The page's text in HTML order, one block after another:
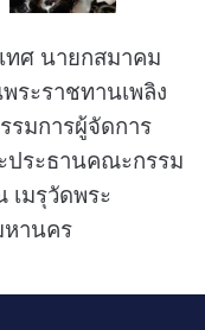
ทศ นายกสมาคม
ระราชทานเพลิง
มการ​ผู้จัดการ​
ประธาน​คณะ​กรรม​
เมรุวัดพระ
หานคร